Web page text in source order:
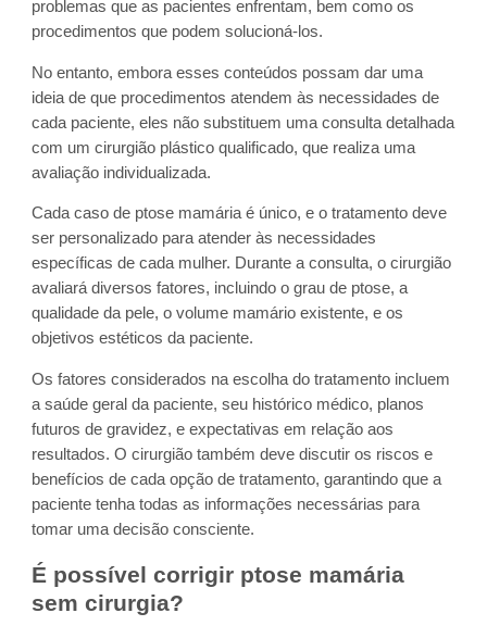
problemas que as pacientes enfrentam, bem como os
procedimentos que podem solucioná-los.
No entanto, embora esses conteúdos possam dar uma
ideia de que procedimentos atendem às necessidades de
cada paciente, eles não substituem uma consulta detalhada
com um cirurgião plástico qualificado, que realiza uma
avaliação individualizada.
Cada caso de ptose mamária é único, e o tratamento deve
ser personalizado para atender às necessidades
específicas de cada mulher. Durante a consulta, o cirurgião
avaliará diversos fatores, incluindo o grau de ptose, a
qualidade da pele, o volume mamário existente, e os
objetivos estéticos da paciente.
Os fatores considerados na escolha do tratamento incluem
a saúde geral da paciente, seu histórico médico, planos
futuros de gravidez, e expectativas em relação aos
resultados. O cirurgião também deve discutir os riscos e
benefícios de cada opção de tratamento, garantindo que a
paciente tenha todas as informações necessárias para
tomar uma decisão consciente.
É possível corrigir ptose mamária
sem cirurgia?